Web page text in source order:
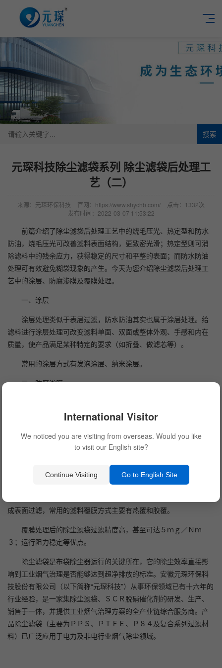
搜索
元琛科技除尘滤袋系列 除尘滤袋后处理工
艺（二）
来源：元琛环保科技 官网：https://www.shychb.com/
点击：1332次
发布时间：2022-03-07 11:53:22
前篇介绍了除尘滤袋后处理工艺中的烧毛压光、热定型和防水
防油，烧毛压光可改善滤料表面结构，更致密光滑；热定型则可消
除滤料中的残余应力，获得稳定的尺寸和平整的表面；而防水防油
处理可有效避免糊袋现象的产生。今天为您介绍除尘滤袋后处理工
艺中的涂层、防腐渗膜及覆膜处理。
一、涂层
涂层处理类似于表层过滤，防水防油其实也属于涂层处理。给
滤料进行涂层处理可改变滤料单面、双面或整体外观、手感和内在
质量，使产品满足某种特定的要求（如折叠、做滤芯等）。
常用的涂层方式有发泡涂层、纳米涂层。
二、防腐渗膜
常用的防腐渗膜方式有深层浸渍和镀膜。通过浸渍处理，可赋
予滤料在高温下的耐腐蚀性。
覆膜除尘滤袋即由聚四氟乙烯微孔膜与各种基材（ＰＰＳ、玻
成表面过滤，常用的滤料覆膜方式主要有热覆和胶覆。
覆膜处理后的除尘滤袋过滤精度高，甚至可达５ｍｇ／Ｎｍ
３；运行阻力稳定等优点。
除尘滤袋是布袋除尘器运行的关键所在，它的除尘效率直接影
响到工业烟气治理是否能够达到超净排放的标准。安徽元琛环保科
技股份有限公司（以下简称“元琛科技”）从事环保领域已有十六年的
行业经验，是一家集除尘滤袋、ＳＣＲ脱硝催化剂的研发、生产、
销售于一体，并提供工业烟气治理方案的全产业链综合服务商。产
品除尘滤袋（主要为ＰＰＳ、ＰＴＦＥ、Ｐ８４及复合系列过滤材
料）已广泛应用于电力及非电行业烟气除尘领域。
International Visitor
We noticed you are visiting from overseas. Would you like
to visit our English site?
Continue Visiting Go to English Site